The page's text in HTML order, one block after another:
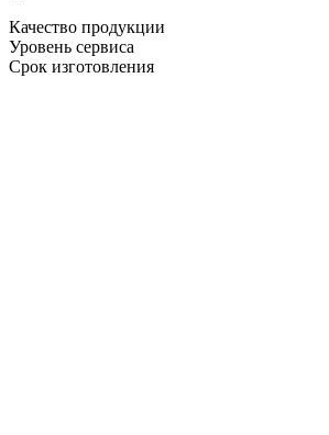
Качество продукции
Уровень сервиса
Срок изготовления